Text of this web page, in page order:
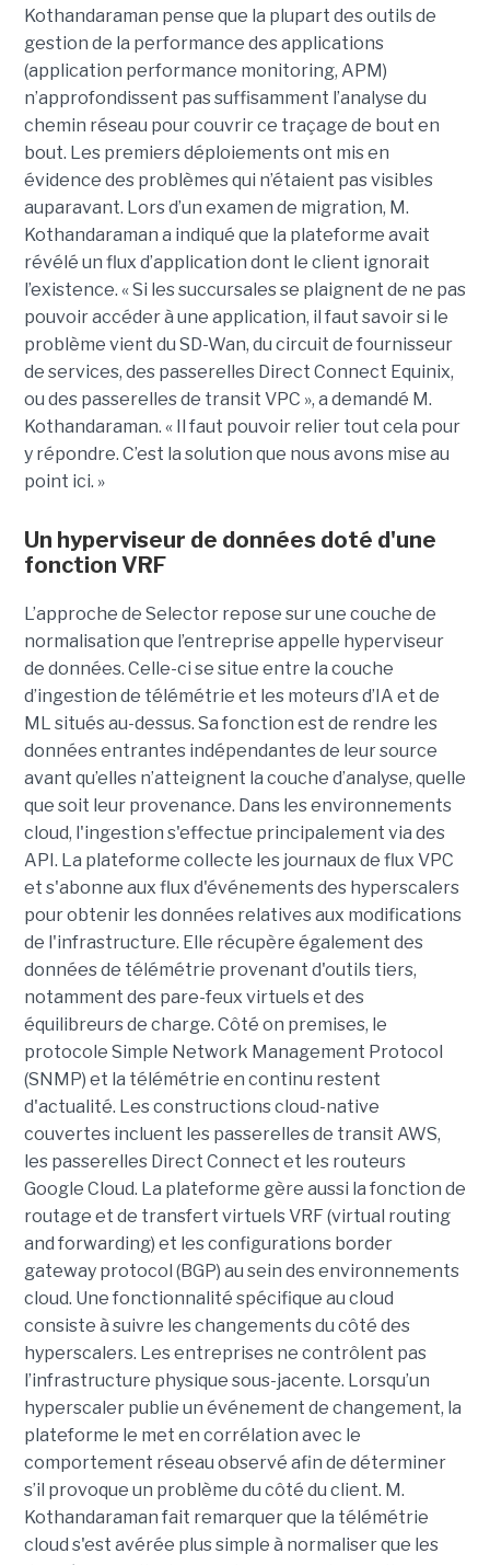
Kothandaraman pense que la plupart des outils de
gestion de la performance des applications
(application performance monitoring, APM)
n’approfondissent pas suffisamment l’analyse du
chemin réseau pour couvrir ce traçage de bout en
bout. Les premiers déploiements ont mis en
évidence des problèmes qui n’étaient pas visibles
auparavant. Lors d’un examen de migration, M.
Kothandaraman a indiqué que la plateforme avait
révélé un flux d’application dont le client ignorait
l’existence. « Si les succursales se plaignent de ne pas
pouvoir accéder à une application, il faut savoir si le
problème vient du SD-Wan, du circuit de fournisseur
de services, des passerelles Direct Connect Equinix,
ou des passerelles de transit VPC », a demandé M.
Kothandaraman. « Il faut pouvoir relier tout cela pour
y répondre. C’est la solution que nous avons mise au
point ici. »
Un hyperviseur de données doté d'une
fonction VRF
L’approche de Selector repose sur une couche de
normalisation que l’entreprise appelle hyperviseur
de données. Celle-ci se situe entre la couche
d’ingestion de télémétrie et les moteurs d’IA et de
ML situés au-dessus. Sa fonction est de rendre les
données entrantes indépendantes de leur source
avant qu’elles n’atteignent la couche d’analyse, quelle
que soit leur provenance. Dans les environnements
cloud, l'ingestion s'effectue principalement via des
API. La plateforme collecte les journaux de flux VPC
et s'abonne aux flux d'événements des hyperscalers
pour obtenir les données relatives aux modifications
de l'infrastructure. Elle récupère également des
données de télémétrie provenant d'outils tiers,
notamment des pare-feux virtuels et des
équilibreurs de charge. Côté on premises, le
protocole Simple Network Management Protocol
(SNMP) et la télémétrie en continu restent
d'actualité. Les constructions cloud-native
couvertes incluent les passerelles de transit AWS,
les passerelles Direct Connect et les routeurs
Google Cloud. La plateforme gère aussi la fonction de
routage et de transfert virtuels VRF (virtual routing
and forwarding) et les configurations border
gateway protocol (BGP) au sein des environnements
cloud. Une fonctionnalité spécifique au cloud
consiste à suivre les changements du côté des
hyperscalers. Les entreprises ne contrôlent pas
l’infrastructure physique sous-jacente. Lorsqu’un
hyperscaler publie un événement de changement, la
plateforme le met en corrélation avec le
comportement réseau observé afin de déterminer
s’il provoque un problème du côté du client. M.
Kothandaraman fait remarquer que la télémétrie
cloud s'est avérée plus simple à normaliser que les